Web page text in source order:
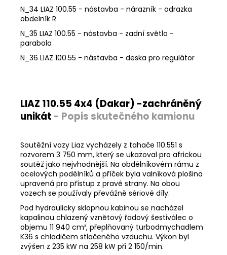
N_34 LIAZ 100.55 - nástavba - nárazník - odrazka
obdelník R
N_35 LIAZ 100.55 - nástavba - zadní světlo -
parabola
N_36 LIAZ 100.55 - nástavba - deska pro regulátor
LIAZ 110.55 4x4 (Dakar) -zachráněný
unikát - Popis skutečného kamionu
Soutěžní vozy Liaz vycházely z tahače 110.551 s
rozvorem 3 750 mm, který se ukazoval pro africkou
soutěž jako nejvhodnější. Na obdélníkovém rámu z
ocelových podélníků a příček byla valníková plošina
upravená pro přístup z pravé strany. Na obou
vozech se používaly převážně sériové díly.
Pod hydraulicky sklopnou kabinou se nacházel
kapalinou chlazený vznětový řadový šestiválec o
objemu 11 940 cm³, přeplňovaný turbodmychadlem
K36 s chladičem stlačeného vzduchu. Výkon byl
zvýšen z 235 kW na 258 kW při 2 150/min.